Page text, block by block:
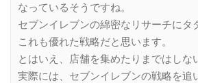
なっているそうですね。
セブンイレブンの綿密なリサーチにタ
これも優れた戦略だと思います。
とはいえ、店舗を集めたりまではしな
実際には、セブンイレブンの戦略を追